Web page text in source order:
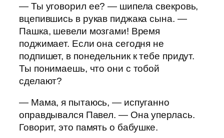
— Ты уговорил ее? — шипела свекровь,
вцепившись в рукав пиджака сына. —
Пашка, шевели мозгами! Время
поджимает. Если она сегодня не
подпишет, в понедельник к тебе придут.
Ты понимаешь, что они с тобой
сделают?
— Мама, я пытаюсь, — испуганно
оправдывался Павел. — Она уперлась.
Говорит, это память о бабушке.